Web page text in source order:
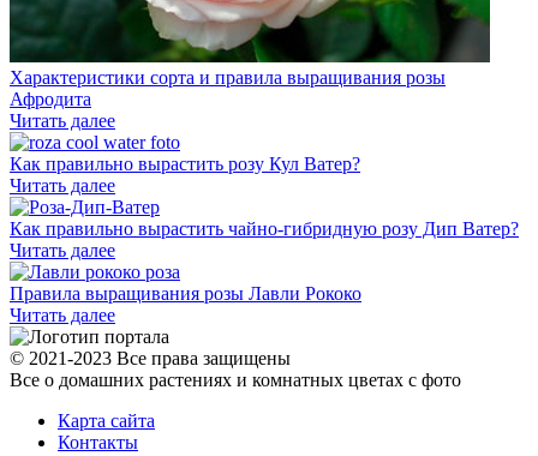
Характеристики сорта и правила выращивания розы
Афродита
Читать далее
Как правильно вырастить розу Кул Ватер?
Читать далее
Как правильно вырастить чайно-гибридную розу Дип Ватер?
Читать далее
Правила выращивания розы Лавли Рококо
Читать далее
© 2021-2023 Все права защищены
Все о домашних растениях и комнатных цветах с фото
Карта сайта
Контакты